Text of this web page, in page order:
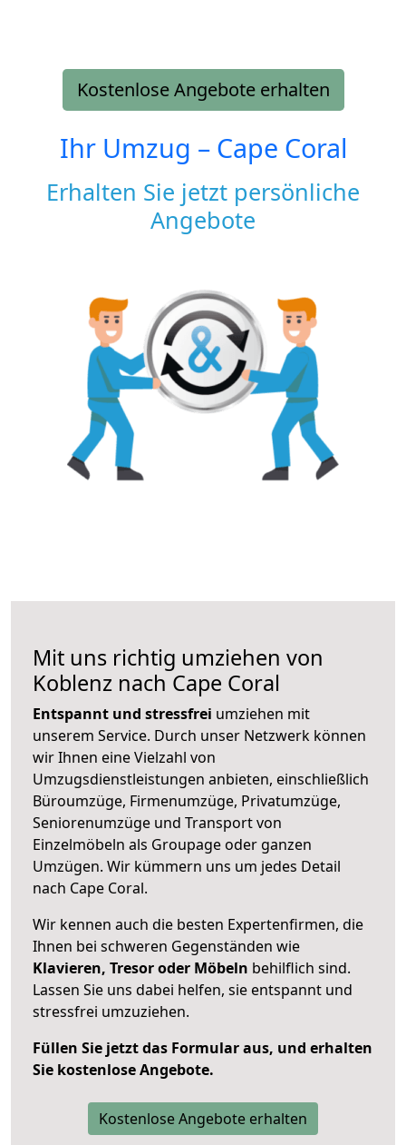
Kostenlose Angebote erhalten
Ihr Umzug – Cape Coral
Erhalten Sie jetzt persönliche
Angebote
Mit uns richtig umziehen von
Koblenz nach Cape Coral
Entspannt und stressfrei umziehen mit
unserem Service. Durch unser Netzwerk können
wir Ihnen eine Vielzahl von
Umzugsdienstleistungen anbieten, einschließlich
Büroumzüge, Firmenumzüge, Privatumzüge,
Seniorenumzüge und Transport von
Einzelmöbeln als Groupage oder ganzen
Umzügen. Wir kümmern uns um jedes Detail
nach Cape Coral.
Wir kennen auch die besten Expertenfirmen, die
Ihnen bei schweren Gegenständen wie
Klavieren, Tresor oder Möbeln behilflich sind.
Lassen Sie uns dabei helfen, sie entspannt und
stressfrei umzuziehen.
Füllen Sie jetzt das Formular aus, und erhalten
Sie kostenlose Angebote.
Kostenlose Angebote erhalten